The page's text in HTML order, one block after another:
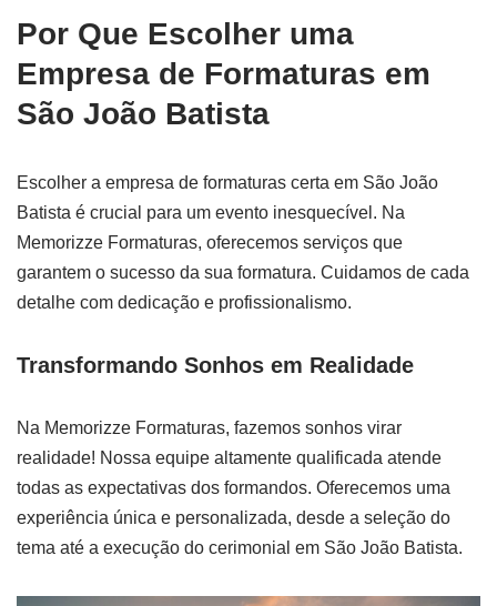
Por Que Escolher uma
Empresa de Formaturas em
São João Batista
Escolher a empresa de formaturas certa em São João
Batista é crucial para um evento inesquecível. Na
Memorizze Formaturas, oferecemos serviços que
garantem o sucesso da sua formatura. Cuidamos de cada
detalhe com dedicação e profissionalismo.
Transformando Sonhos em Realidade
Na Memorizze Formaturas, fazemos sonhos virar
realidade! Nossa equipe altamente qualificada atende
todas as expectativas dos formandos. Oferecemos uma
experiência única e personalizada, desde a seleção do
tema até a execução do cerimonial em São João Batista.